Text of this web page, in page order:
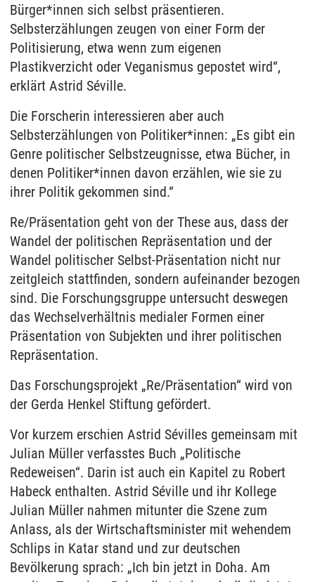
Bürger*innen sich selbst präsentieren.
Selbsterzählungen zeugen von einer Form der
Politisierung, etwa wenn zum eigenen
Plastikverzicht oder Veganismus gepostet wird“,
erklärt Astrid Séville.
Die Forscherin interessieren aber auch
Selbsterzählungen von Politiker*innen: „Es gibt ein
Genre politischer Selbstzeugnisse, etwa Bücher, in
denen Politiker*innen davon erzählen, wie sie zu
ihrer Politik gekommen sind.“
Re/Präsentation geht von der These aus, dass der
Wandel der politischen Repräsentation und der
Wandel politischer Selbst-Präsentation nicht nur
zeitgleich stattfinden, sondern aufeinander bezogen
sind. Die Forschungsgruppe untersucht deswegen
das Wechselverhältnis medialer Formen einer
Präsentation von Subjekten und ihrer politischen
Repräsentation.
Das Forschungsprojekt „Re/Präsentation“ wird von
der Gerda Henkel Stiftung gefördert.
Vor kurzem erschien Astrid Sévilles gemeinsam mit
Julian Müller verfasstes Buch „Politische
Redeweisen“. Darin ist auch ein Kapitel zu Robert
Habeck enthalten. Astrid Séville und ihr Kollege
Julian Müller nahmen mitunter die Szene zum
Anlass, als der Wirtschaftsminister mit wehendem
Schlips in Katar stand und zur deutschen
Bevölkerung sprach: „Ich bin jetzt in Doha. Am